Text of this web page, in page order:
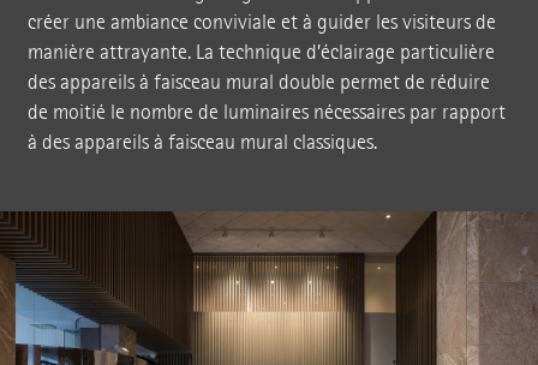
créer une ambiance conviviale et à guider les visiteurs de
manière attrayante. La technique d’éclairage particulière
des appareils à faisceau mural double permet de réduire
de moitié le nombre de luminaires nécessaires par rapport
à des appareils à faisceau mural classiques.